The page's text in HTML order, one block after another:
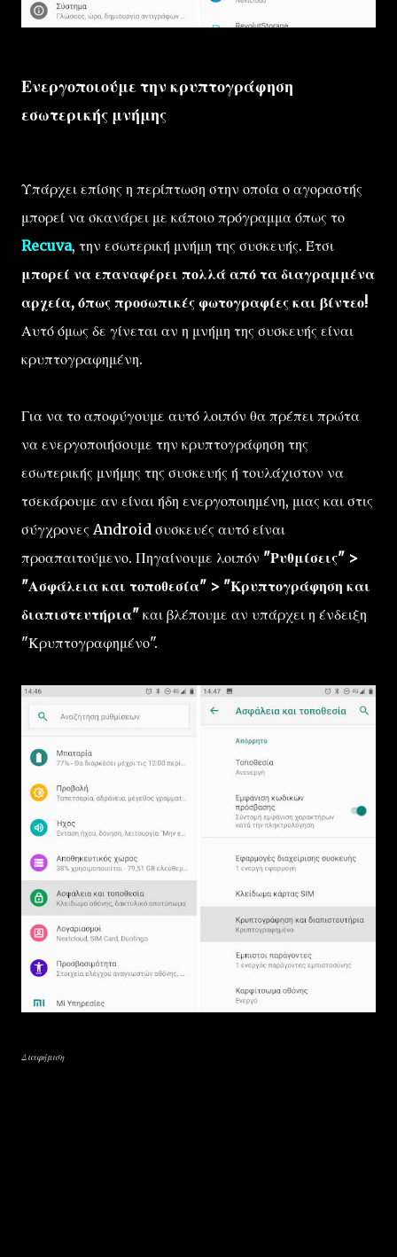
Ενεργοποιούμε την κρυπτογράφηση
εσωτερικής μνήμης
Υπάρχει επίσης η περίπτωση στην οποία ο αγοραστής
μπορεί να σκανάρει με κάποιο πρόγραμμα όπως το
Recuva, την εσωτερική μνήμη της συσκευής. Έτσι
μπορεί να επαναφέρει πολλά από τα διαγραμμένα
αρχεία, όπως προσωπικές φωτογραφίες και βίντεο!
Αυτό όμως δε γίνεται αν η μνήμη της συσκευής είναι
κρυπτογραφημένη.
Για να το αποφύγουμε αυτό λοιπόν θα πρέπει πρώτα
να ενεργοποιήσουμε την κρυπτογράφηση της
εσωτερικής μνήμης της συσκευής ή τουλάχιστον να
τσεκάρουμε αν είναι ήδη ενεργοποιημένη, μιας και στις
σύγχρονες Android συσκευές αυτό είναι
προαπαιτούμενο. Πηγαίνουμε λοιπόν "Ρυθμίσεις" >
"Ασφάλεια και τοποθεσία" > "Κρυπτογράφηση και
διαπιστευτήρια" και βλέπουμε αν υπάρχει η ένδειξη
"Κρυπτογραφημένο".
Διαφήμιση